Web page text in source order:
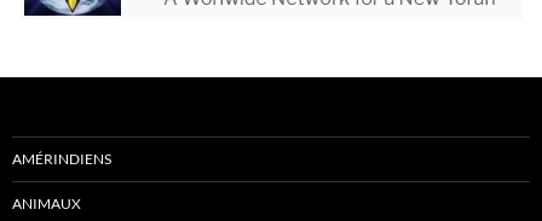
AMÉRINDIENS
ANIMAUX